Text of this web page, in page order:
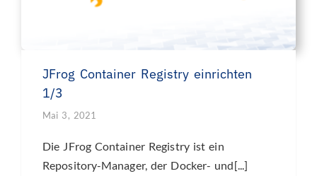
JFrog Container Registry einrichten
1/3
Mai 3, 2021
Die JFrog Container Registry ist ein
Repository-Manager, der Docker- und[...]